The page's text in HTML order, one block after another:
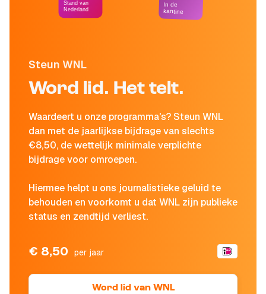
Steun WNL
Word lid. Het telt.
Waardeert u onze programma's? Steun WNL
dan met de jaarlijkse bijdrage van slechts
€8,50, de wettelijk minimale verplichte
bijdrage voor omroepen.
Hiermee helpt u ons journalistieke geluid te
behouden en voorkomt u dat WNL zijn publieke
status en zendtijd verliest.
€ 8,50 per jaar
Word lid van WNL
Stand van
Nederland
In de
kantine